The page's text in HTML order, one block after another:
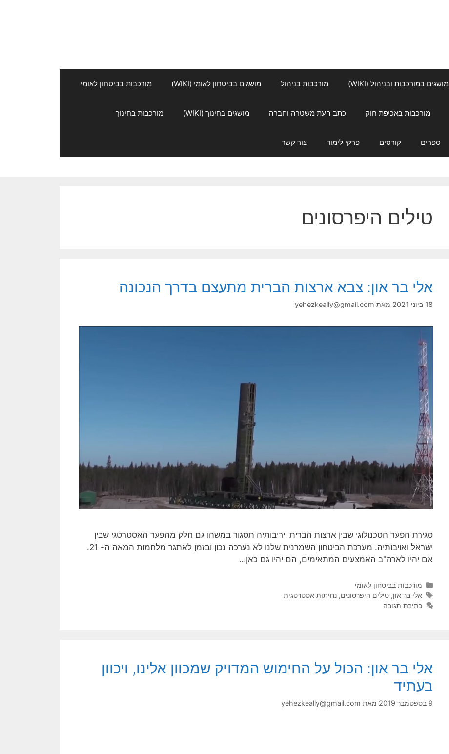
מושגים במורכבות ובניהול (WIKI) מורכבות בניהול מושגים בביטחון לאומי (WIKI) מורכבות בביטחון לאומי
מורכבות באכיפת חוק כתב העת משטרה וחברה מושגים בחינוך (WIKI) מורכבות בחינוך
ספרים קורסים פרקי לימוד צור קשר
טילים היפרסונים
אלי בר און: צבא ארצות הברית מתעצם בדרך הנכונה
18 ביוני 2021 מאת yehezkeally@gmail.com
סגירת הפער הטכנולוגי שבין ארצות הברית ויריבותיה תסגור במשהו גם חלק מהפער האסטרטגי שבין
ישראל ואויבותיה. מערכת הביטחון השמרנית שלנו לא נערכה נכון ובזמן לאתגר מלחמות המאה ה- 21.
אם יהיו לארה"ב האמצעים המתאימים, הם יהיו גם כאן…
קטגוריות
מורכבות בביטחון לאומי
תגיות
אלי בר און, טילים היפרסונים, נחיתות אסטרטגית
כתיבת תגובה
אלי בר און: הכול על החימוש המדויק שמכוון אלינו, ויכוון
בעתיד
9 בספטמבר 2019 מאת yehezkeally@gmail.com